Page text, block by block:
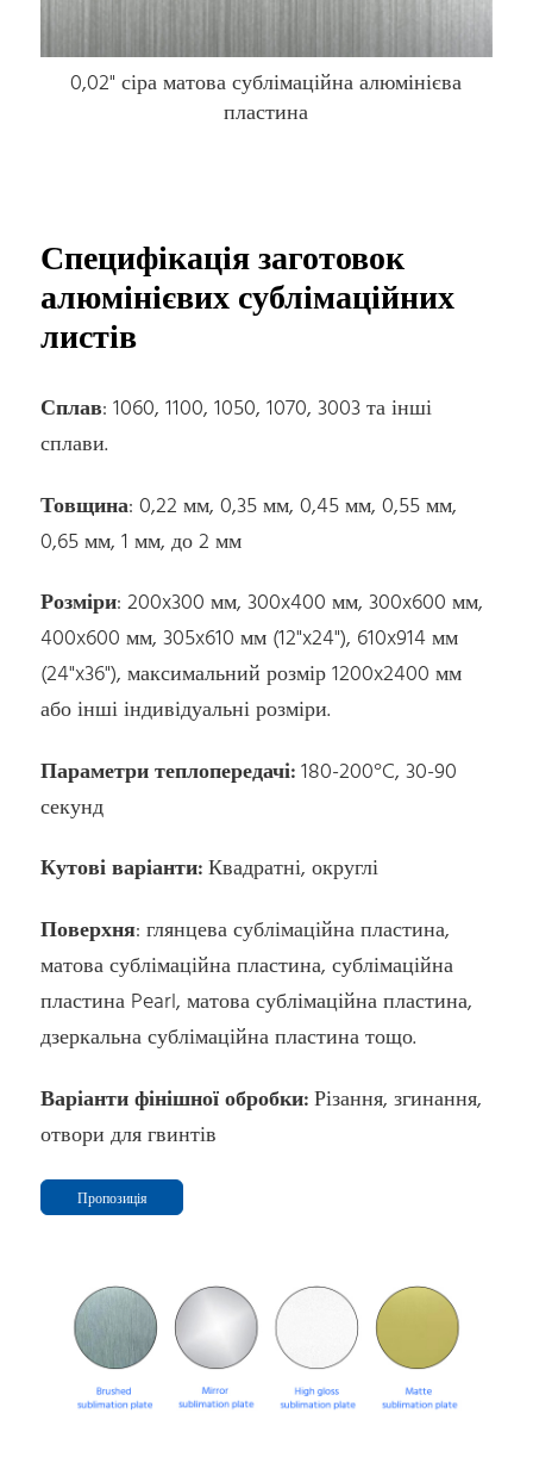
0,02" сіра матова сублімаційна алюмінієва
пластина
Специфікація заготовок
алюмінієвих сублімаційних
листів
Сплав: 1060, 1100, 1050, 1070, 3003 та інші
сплави.
Товщина: 0,22 мм, 0,35 мм, 0,45 мм, 0,55 мм,
0,65 мм, 1 мм, до 2 мм
Розміри: 200x300 мм, 300x400 мм, 300x600 мм,
400x600 мм, 305x610 мм (12"x24"), 610x914 мм
(24"x36"), максимальний розмір 1200x2400 мм
або інші індивідуальні розміри.
Параметри теплопередачі:180-200°C, 30-90
секунд
Кутові варіанти:Квадратні, округлі
Поверхня: глянцева сублімаційна пластина,
матова сублімаційна пластина, сублімаційна
пластина Pearl, матова сублімаційна пластина,
дзеркальна сублімаційна пластина тощо.
Варіанти фінішної обробки:Різання, згинання,
отвори для гвинтів
Пропозиція